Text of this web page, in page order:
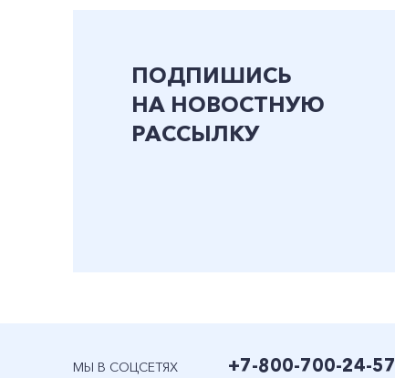
ПОДПИШИСЬ
НА НОВОСТНУЮ
РАССЫЛКУ
МЫ В СОЦСЕТЯХ +7-800-700-24-57